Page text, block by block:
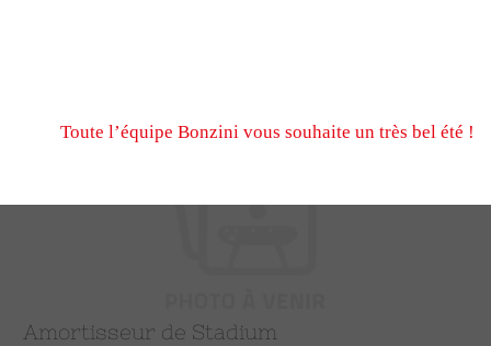
Amortisseur de Stadium
Toute l’équipe Bonzini vous souhaite un très bel été !